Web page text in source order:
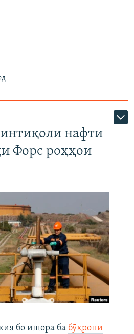
нафти
Форс роҳҳои
бо ишора ба бӯҳрони